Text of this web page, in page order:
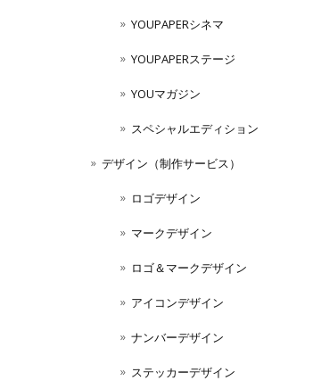
YOUPAPERシネマ
YOUPAPERステージ
YOUマガジン
スペシャルエディション
デザイン（制作サービス）
ロゴデザイン
マークデザイン
ロゴ＆マークデザイン
アイコンデザイン
ナンバーデザイン
ステッカーデザイン